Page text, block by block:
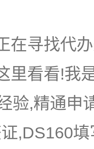
在寻找代
里看看!我
验,精通申
,DS160